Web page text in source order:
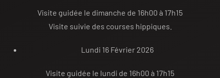
Visite guidée le dimanche de 16h00 à 17h15
Visite suivie des courses hippiques.
Lundi 16 Février 2026
Visite guidée le lundi de 16h00 à 17h15